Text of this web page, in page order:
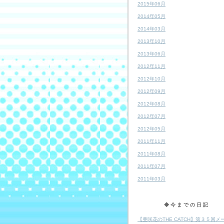
2015年06月
2014年05月
2014年03月
2013年10月
2013年06月
2012年11月
2012年10月
2012年09月
2012年08月
2012年07月
2012年05月
2011年11月
2011年08月
2011年07月
2011年03月
◆今までの日記
【亜咲花のTHE CATCH】第３５回メ